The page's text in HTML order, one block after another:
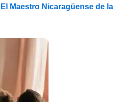
Maestro Nicaragüense de la